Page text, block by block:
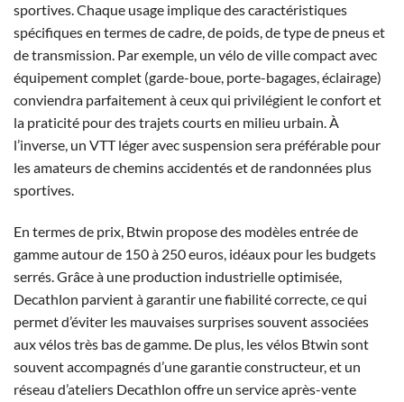
sportives. Chaque usage implique des caractéristiques
spécifiques en termes de cadre, de poids, de type de pneus et
de transmission. Par exemple, un vélo de ville compact avec
équipement complet (garde-boue, porte-bagages, éclairage)
conviendra parfaitement à ceux qui privilégient le confort et
la praticité pour des trajets courts en milieu urbain. À
l’inverse, un VTT léger avec suspension sera préférable pour
les amateurs de chemins accidentés et de randonnées plus
sportives.
En termes de prix, Btwin propose des modèles entrée de
gamme autour de 150 à 250 euros, idéaux pour les budgets
serrés. Grâce à une production industrielle optimisée,
Decathlon parvient à garantir une fiabilité correcte, ce qui
permet d’éviter les mauvaises surprises souvent associées
aux vélos très bas de gamme. De plus, les vélos Btwin sont
souvent accompagnés d’une garantie constructeur, et un
réseau d’ateliers Decathlon offre un service après-vente